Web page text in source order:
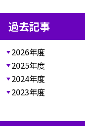
過去記事
2026年度
2025年度
2024年度
2023年度